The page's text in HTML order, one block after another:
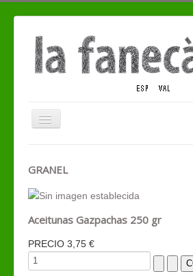
Cambiar
TIENDA ECO
CONTACTO
GRANEL
Aceitunas Gazpachas 250 gr
PRECIO 3,75 €